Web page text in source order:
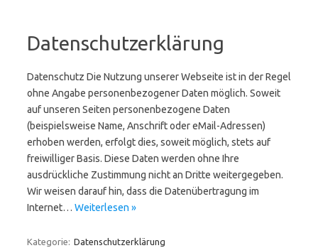
Datenschutzerklärung
Datenschutz Die Nutzung unserer Webseite ist in der Regel
ohne Angabe personenbezogener Daten möglich. Soweit
auf unseren Seiten personenbezogene Daten
(beispielsweise Name, Anschrift oder eMail-Adressen)
erhoben werden, erfolgt dies, soweit möglich, stets auf
freiwilliger Basis. Diese Daten werden ohne Ihre
ausdrückliche Zustimmung nicht an Dritte weitergegeben.
Wir weisen darauf hin, dass die Datenübertragung im
Internet… Weiterlesen »
Kategorie: Datenschutzerklärung